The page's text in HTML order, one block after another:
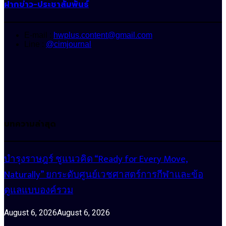
ฝากข่าว-ประชาสัมพันธ์
E-mail : hwplus.content@gmail.com
Line : @cimjournal
บทความล่าสุด
บำรุงราษฎร์ ชูแนวคิด “Ready for Every Move,
Naturally” ยกระดับศูนย์เวชศาสตร์การกีฬาและข้อ
ดูแลแบบองค์รวม
August 6, 2026August 6, 2026